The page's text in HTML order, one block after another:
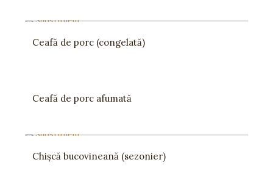
Ceafă de porc (congelată)
Ceafă de porc afumată
Chișcă bucovineană (sezonier)